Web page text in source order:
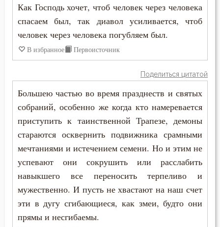
Сердце
Скорбь
Страсть
Ум
Иосиф Оптинский (Литовкин)
Исаак Сирин Ниневийский
Исидор Пелусиот
Исихий Иерусалимский
Киприан Карфагенский
Лев Оптинский (Наголкин)
Макарий Великий
Максим Грек
Максим Исповедник
Как Господь хочет, чтоб человек через человека
спасаем был, так диавол усиливается, чтоб
человек через человека погубляем был.
В избранное Первоисточник
Поделиться цитатой
Большею частью во время празднеств и святых
собраний, особенно же когда кто намеревается
приступить к таинственной Трапезе, демоны
стараются осквернить подвижника срамными
мечтаниями и истечением семени. Но и этим не
успевают они сокрушить или расслабить
навыкшего все переносить терпеливо и
мужественно. И пусть не хвастают на наш счет
эти в дугу сгибающиеся, как змеи, будто они
прямы и несгибаемы.